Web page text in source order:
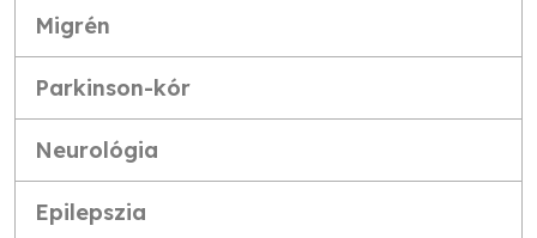
Migrén
Parkinson-kór
Neurológia
Epilepszia